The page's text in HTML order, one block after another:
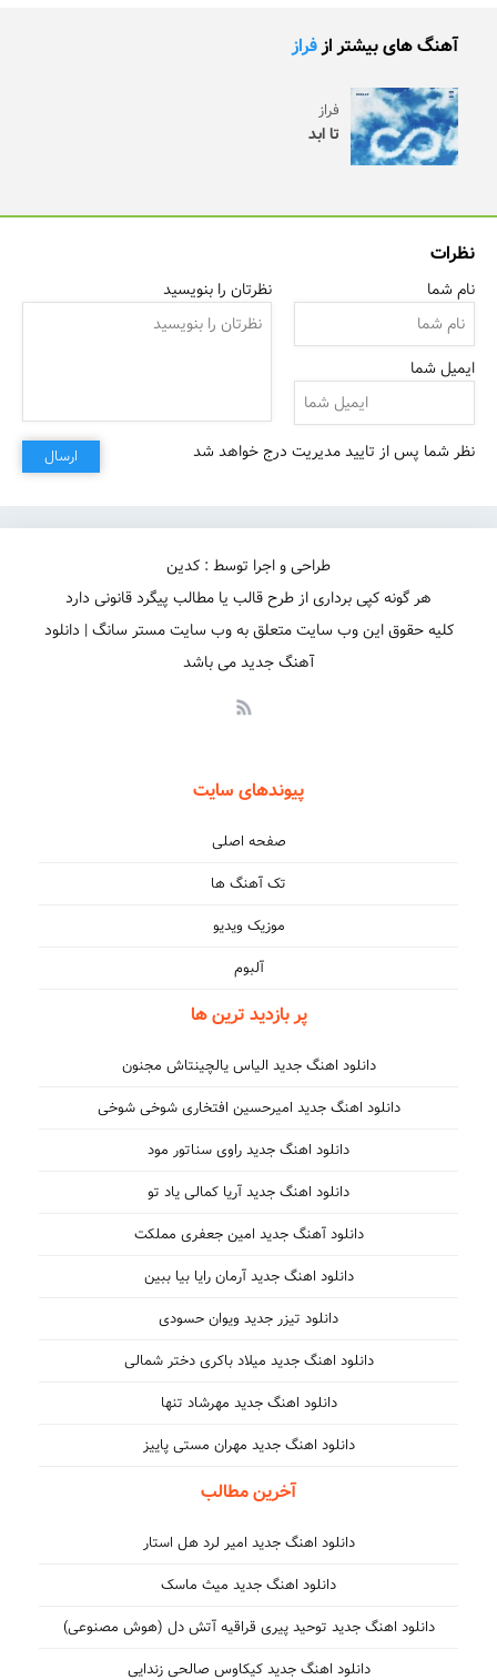
آهنگ های بیشتر ازفراز
فراز
تا ابد
نظرات
نام شما
ایمیل شما
نظرتان را بنویسید
نظر شما پس از تایید مدیریت درج خواهد شد ارسال
طراحی و اجرا توسط : کدین
هر گونه کپی برداری از طرح قالب یا مطالب پیگرد قانونی دارد
کلیه حقوق این وب سایت متعلق به وب سایت مستر سانگ | دانلود
آهنگ جدید می باشد
پیوندهای سایت
صفحه اصلی
تک آهنگ ها
موزیک ویدیو
آلبوم
پر بازدید ترین ها
دانلود اهنگ جدید الیاس یالچینتاش مجنون
دانلود اهنگ جدید امیرحسین افتخاری شوخی شوخی
دانلود اهنگ جدید راوی سناتور مود
دانلود اهنگ جدید آریا کمالی یاد تو
دانلود آهنگ جدید امین جعفری مملکت
دانلود اهنگ جدید آرمان رایا بیا ببین
دانلود تیزر جدید ویوان حسودی
دانلود اهنگ جدید میلاد باکری دختر شمالی
دانلود اهنگ جدید مهرشاد تنها
دانلود اهنگ جدید مهران مستی پاییز
آخرین مطالب
دانلود اهنگ جدید امیر لرد هل استار
دانلود اهنگ جدید میث ماسک
دانلود اهنگ جدید توحید پیری قراقیه آتش دل (هوش مصنوعی)
دانلود اهنگ جدید کیکاوس صالحی زندایی